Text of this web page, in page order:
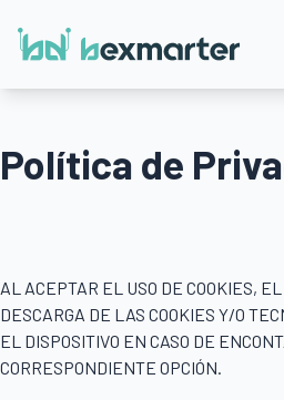
Precios
Política de
AL ACEPTAR EL USO DE COOKIES,
DESCARGA DE LAS COOKIES Y/O
EL DISPOSITIVO EN CASO DE
CORRESPONDIENTE OPCIÓN.